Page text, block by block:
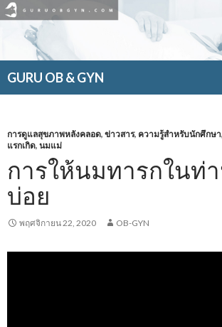
GURU OB & GYN
เนื้อหา
การดูแลสุขภาพหลังคลอด, ข่าวสาร, ความรู้สำหรับนักศึกษา,
แรกเกิด, นมแม่
การให้นมทารกในท่
บ่อย
พฤศจิกายน 22, 2020 OB-GYN